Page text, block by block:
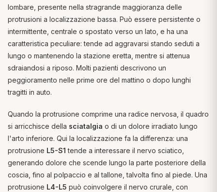
lombare, presente nella stragrande maggioranza delle
protrusioni a localizzazione bassa. Può essere persistente o
intermittente, centrale o spostato verso un lato, e ha una
caratteristica peculiare: tende ad aggravarsi stando seduti a
lungo o mantenendo la stazione eretta, mentre si attenua
sdraiandosi a riposo. Molti pazienti descrivono un
peggioramento nelle prime ore del mattino o dopo lunghi
tragitti in auto.
Quando la protrusione comprime una radice nervosa, il quadro
si arricchisce della sciatalgia o di un dolore irradiato lungo
l'arto inferiore. Qui la localizzazione fa la differenza: una
protrusione L5-S1 tende a interessare il nervo sciatico,
generando dolore che scende lungo la parte posteriore della
coscia, fino al polpaccio e al tallone, talvolta fino al piede. Una
protrusione L4-L5 può coinvolgere il nervo crurale, con